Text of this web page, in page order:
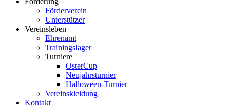
Förderverein
Unterstützer
Vereinsleben
Ehrenamt
Trainingslager
Turniere
OsterCup
Neujahrsturnier
Halloween-Turnier
Vereinskleidung
Kontakt